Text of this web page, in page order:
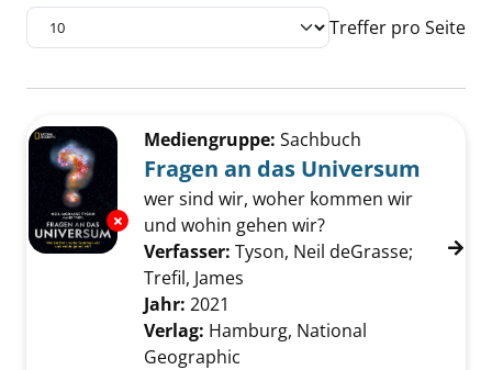
Treffer pro Seite
Zu den Suchfiltern springen
Exemplar-Details von Fragen an das
Mediengruppe: Sachbuch
Fragen an das Universum
wer sind wir, woher kommen wir
und wohin gehen wir?
Verfasser: Tyson, Neil deGrasse;
Trefil, James
Jahr: 2021
Verlag: Hamburg, National
Geographic